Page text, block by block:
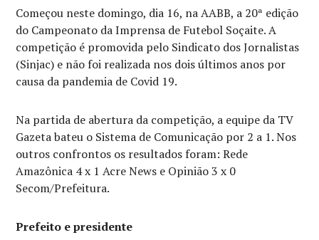
Começou neste domingo, dia 16, na AABB, a 20ª edição
do Campeonato da Imprensa de Futebol Soçaite. A
competição é promovida pelo Sindicato dos Jornalistas
(Sinjac) e não foi realizada nos dois últimos anos por
causa da pandemia de Covid 19.
Na partida de abertura da competição, a equipe da TV
Gazeta bateu o Sistema de Comunicação por 2 a 1. Nos
outros confrontos os resultados foram: Rede
Amazônica 4 x 1 Acre News e Opinião 3 x 0
Secom/Prefeitura.
Prefeito e presidente